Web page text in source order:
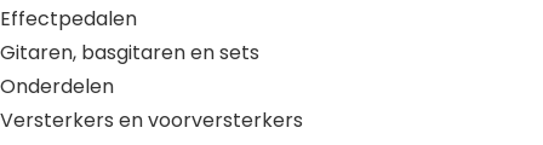
Effectpedalen
Gitaren, basgitaren en sets
Onderdelen
Versterkers en voorversterkers